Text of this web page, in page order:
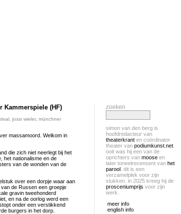
Kammerspiele (HF)
jossi wieler, münchner
massamoord. Welkom in
die zich niet neerlegt bij het
het nationalisme en de
van de wonden van de
over een dorpje waar aan
de Russen een groepje
gravin tweehonderd
en na de oorlog werd een
onder een verstikkend
burgers in het dorp.
zoeken
simon van den berg is
hoofdredacteur van
theaterkrant en coördinator
theater van podiumkunst.net
ooit was hij een van de
oprichters van moose en
later toneelrecensent van het
parool . dit is een
verzamelplek voor zijn
stukken. in 2025 kreeg hij de
prosceniumprijs voor zijn
werk.
meer info
english info